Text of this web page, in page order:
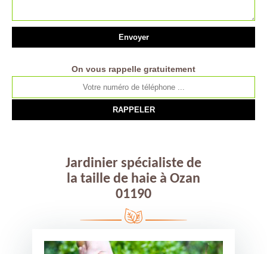
On vous rappelle gratuitement
Jardinier spécialiste de
la taille de haie à Ozan
01190